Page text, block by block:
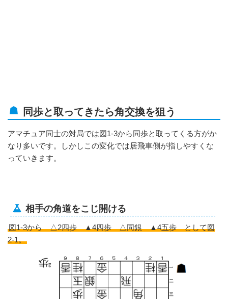
同歩と取ってきたら角交換を狙う
アマチュア同士の対局では図1-3から同歩と取ってくる方がか
なり多いです。しかしこの変化では居飛車側が指しやすくな
っていきます。
相手の角道をこじ開ける
図1-3から △2四歩 ▲4四歩 △同銀 ▲4五歩 として図
2-1。